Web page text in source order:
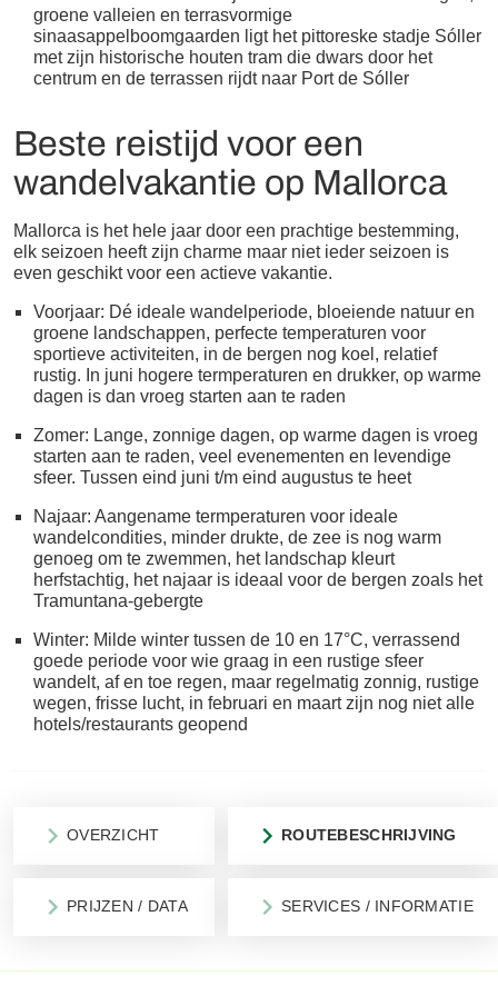
groene valleien en terrasvormige
sinaasappelboomgaarden ligt het pittoreske stadje Sóller
met zijn historische houten tram die dwars door het
centrum en de terrassen rijdt naar Port de Sóller
Beste reistijd voor een
wandelvakantie op Mallorca
Mallorca is het hele jaar door een prachtige bestemming,
elk seizoen heeft zijn charme maar niet ieder seizoen is
even geschikt voor een actieve vakantie.
Voorjaar: Dé ideale wandelperiode, bloeiende natuur en
groene landschappen, perfecte temperaturen voor
sportieve activiteiten, in de bergen nog koel, relatief
rustig. In juni hogere termperaturen en drukker, op warme
dagen is dan vroeg starten aan te raden
Zomer: Lange, zonnige dagen, op warme dagen is vroeg
starten aan te raden, veel evenementen en levendige
sfeer. Tussen eind juni t/m eind augustus te heet
Najaar: Aangename termperaturen voor ideale
wandelcondities, minder drukte, de zee is nog warm
genoeg om te zwemmen, het landschap kleurt
herfstachtig, het najaar is ideaal voor de bergen zoals het
Tramuntana-gebergte
Winter: Milde winter tussen de 10 en 17°C, verrassend
goede periode voor wie graag in een rustige sfeer
wandelt, af en toe regen, maar regelmatig zonnig, rustige
wegen, frisse lucht, in februari en maart zijn nog niet alle
hotels/restaurants geopend
OVERZICHT ROUTEBESCHRIJVING
PRIJZEN / DATA SERVICES / INFORMATIE